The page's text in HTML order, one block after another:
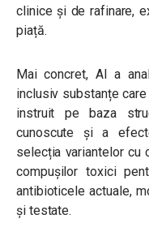
clinice și de rafinare,
piață.
Mai concret, AI a
inclusiv substanțe
instruit pe baza
cunoscute și a
selecția variantelor cu
compușilor toxici
antibioticele actuale,
și testate.